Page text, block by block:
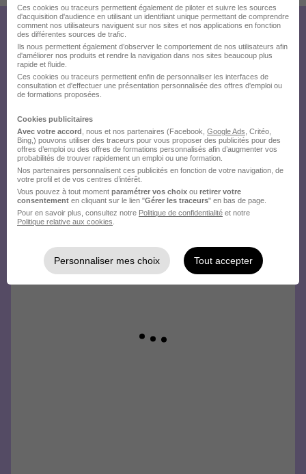
Créez votre compte
Hellowork et postulez
sur le site du recruteur !
Ces cookies ou traceurs permettent également de piloter et suivre les sources
d'acquisition d'audience en utilisant un identifiant unique permettant de comprendre
comment nos utilisateurs naviguent sur nos sites et nos applications en fonction
des différentes sources de trafic.
Ils nous permettent également d’observer le comportement de nos utilisateurs afin
d'améliorer nos produits et rendre la navigation dans nos sites beaucoup plus
rapide et fluide.
Ces cookies ou traceurs permettent enfin de personnaliser les interfaces de
consultation et d'effectuer une présentation personnalisée des offres d'emploi ou
de formations proposées.
Cookies publicitaires
Avec votre accord , nous et nos partenaires (Facebook, Google Ads , Critéo,
Bing,) pouvons utiliser des traceurs pour vous proposer des publicités pour des
offres d’emploi ou des offres de formations personnalisés afin d’augmenter vos
probabilités de trouver rapidement un emploi ou une formation.
Nos partenaires personnalisent ces publicités en fonction de votre navigation, de
votre profil et de vos centres d’intérêt.
Vous pouvez à tout moment paramétrer vos choix ou retirer votre
consentement en cliquant sur le lien "Gérer les traceurs" en bas de page.
Pour en savoir plus, consultez notre Politique de confidentialité et notre
Politique relative aux cookies
Personnaliser mes choix Tout accepter